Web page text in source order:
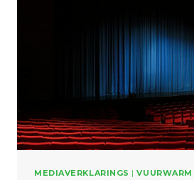
MEDIAVERKLARINGS |VUURWARM